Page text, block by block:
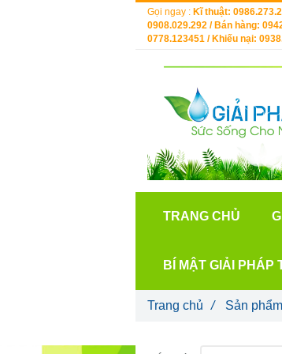
Trang chủ / Sản phẩm
Gọi ngay : Kĩ thuật:
0908.029.292 / Bán hàng:
0778.123451 / Khiếu nại:
TRANG CHỦ
BÍ MẬT GIẢI PHÁP